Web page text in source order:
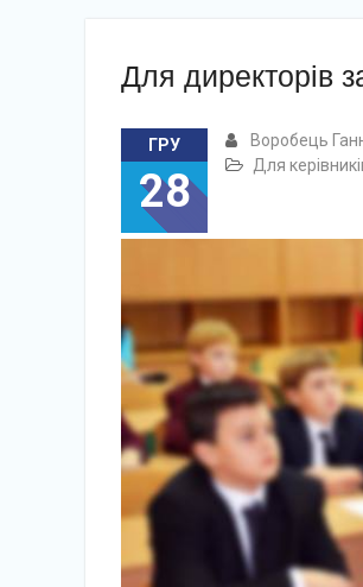
Для директорів
ГРУ
28
Воробець
Для